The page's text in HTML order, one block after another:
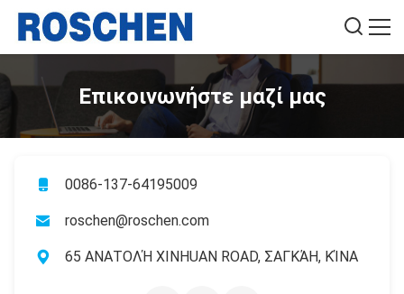
Επικοινωνήστε μαζί μας
0086-137-64195009
roschen@roschen.com
65 ΑΝΑΤΟΛΉ XINHUAN ROAD, ΣΑΓΚΆΗ, ΚΊΝΑ